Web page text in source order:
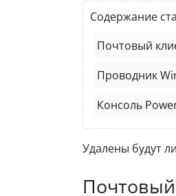
Содержание
Почтовый
Проводник
Консоль
Удалены будут